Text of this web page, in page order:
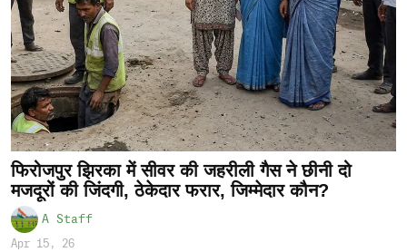
फिरोजपुर झिरका में सीवर की जहरीली गैस ने छीनी दो
मजदूरों की जिंदगी, ठेकेदार फरार, जिम्मेदार कौन?
A Staff
Apr 15, 26